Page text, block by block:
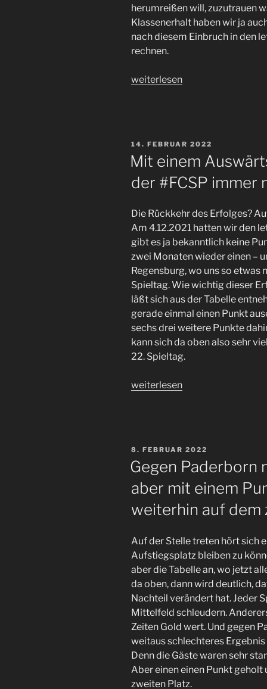
herumreißen will, zuzutrauen
Klassenerhalt haben wir ja
nach diesem Einbruch in den
rechnen.
„Klatschnasse
weiterlesen
VERÖFFENTLICHT
AM
14. FEBRUAR 2022
Mit einem
der #FCSP immer
Die Rückkehr des Erfolges?
Am 4.12.2021 hatten wir den
gibt es ja bekanntlich keine
zwei Monaten wieder einen –
Regensburg, wo uns so etwas
Spieltag. Wie wichtig dieser
läßt sich aus der Tabelle
gerade einmal einen Punkt
sechs drei weitere Punkte
kann sich da oben also sehr
22. Spieltag.
„Mit
der
#FCSP
noch
oben
dabei.“
weiterlesen
VERÖFFENTLICHT
AM
8. FEBRUAR 2022
Gegen Paderborn
aber mit einem
weiterhin auf dem
Auf der Stelle treten hört sich
Aufstiegsplatz bleiben zu
aber die Tabelle an, wo jetzt
da oben, dann wird deutlich,
Nachteil verändert hat. Jeder
Mittelfeld schleudern.
Zeiten Gold wert. Und gegen
weitaus schlechteres Ergebnis
Denn die Gäste waren sehr
Aber einen einen Punkt geholt
zweiten Platz.